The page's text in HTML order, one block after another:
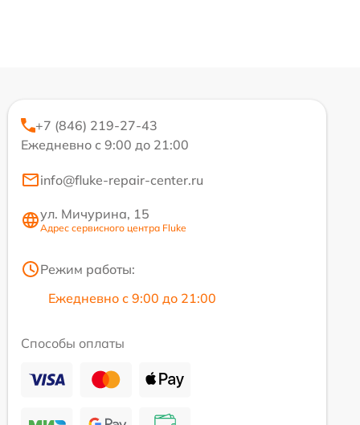
+7 (846) 219-27-43
Ежедневно с 9:00 до 21:00
info@fluke-repair-center.ru
ул. Мичурина, 15
Адрес сервисного центра Fluke
Режим работы:
Ежедневно с 9:00 до 21:00
Способы оплаты